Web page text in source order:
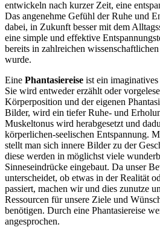
entwickeln nach kurzer Zeit, eine
Das angenehme Gefühl der Ruhe und
dabei, in Zukunft besser mit dem
eine simple und effektive
bereits in zahlreichen
wurde.
Eine Phantasiereise ist ein
Sie wird entweder erzählt oder
Körperposition und der eigenen
Bilder, wird ein tiefer Ruhe- und
Muskeltonus wird herabgesetzt und
körperlichen-seelischen Entspannung.
stellt man sich innere Bilder zu der
diese werden in möglichst viele
Sinneseindrücke eingebaut. Da unser
unterscheidet, ob etwas in der Realität
passiert, machen wir und dies zunutze
Ressourcen für unsere Ziele und
benötigen. Durch eine Phantasiereise
angesprochen.